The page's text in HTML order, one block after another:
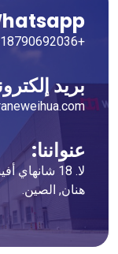
+86-18790692036
بريد
عنواننا:
لا. 18
هنان, الصين.